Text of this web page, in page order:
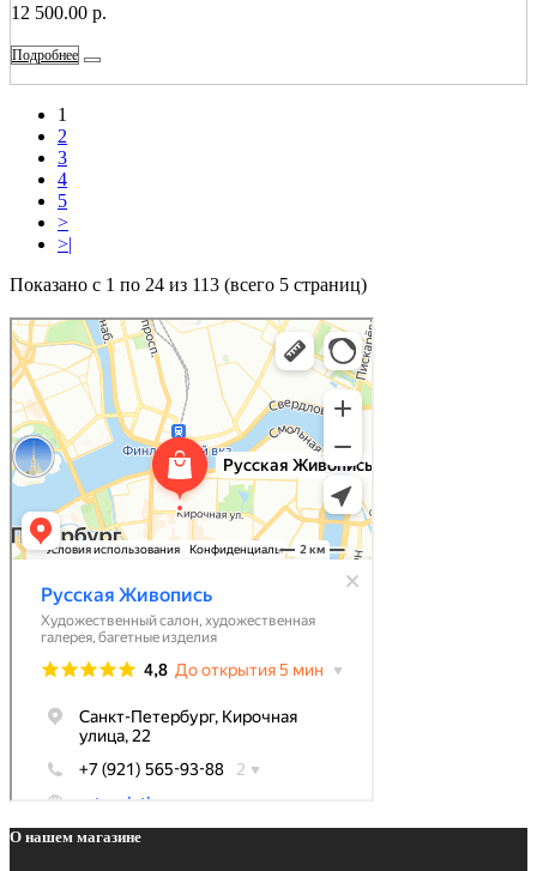
12 500.00 р.
Подробнее
1
2
3
4
5
>
>|
Показано с 1 по 24 из 113 (всего 5 страниц)
О нашем магазине